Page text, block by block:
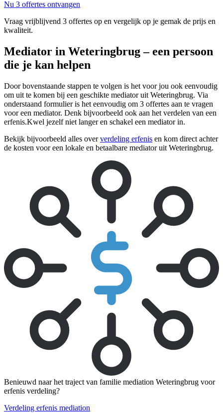
Nu 3 offertes ontvangen
Vraag vrijblijvend 3 offertes op en vergelijk op je gemak de prijs en
kwaliteit.
Mediator in Weteringbrug – een persoon
die je kan helpen
Door bovenstaande stappen te volgen is het voor jou ook eenvoudig
om uit te komen bij een geschikte mediator uit Weteringbrug. Via
onderstaand formulier is het eenvoudig om 3 offertes aan te vragen
voor een mediator. Denk bijvoorbeeld ook aan het verdelen van een
erfenis.Kwel jezelf niet langer en schakel een mediator in.
Bekijk bijvoorbeeld alles oververdeling erfenis en kom direct achter
de kosten voor een lokale en betaalbare mediator uit Weteringbrug.
Benieuwd naar het traject van familie mediation Weteringbrug voor
erfenis verdeling?
Verdeling erfenis mediation